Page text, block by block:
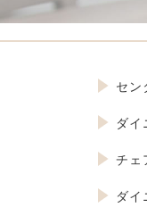
セン
ダイ
チェ
ダイ